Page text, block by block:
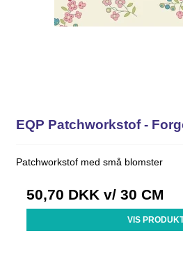
EQP Patchworkstof -
Patchworkstof med små blomster
50,70 DKK v/ 30 CM
VIS